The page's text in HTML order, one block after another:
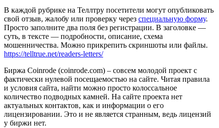
В каждой рубрике на Теллтру посетители могут опубликовать
свой отзыв, жалобу или проверку через специальную форму.
Просто заполните два поля без регистрации. В заголовке —
суть, в тексте — подробности, описание, схема
мошенничества. Можно прикрепить скриншоты или файлы.
https://telltrue.net/readers-letters/
Биржа Coinrode (coinrode.com) – совсем молодой проект с
фактически нулевой посещаемостью на сайте. Читая правила
и условия сайта, найти можно просто колоссальное
количество подводных камней. На сайте проекта нет
актуальных контактов, как и информации о его
лицензировании. Это и не является странным, ведь лицензий
у биржи нет.